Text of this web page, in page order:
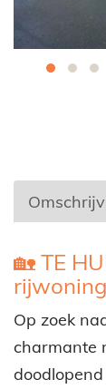
🏡 TE
Op zoek
charmante